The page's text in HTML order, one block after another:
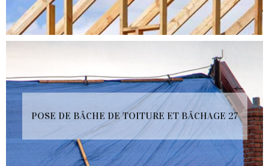
POSE DE BÂCHE DE TOITURE ET BÂCHAGE 27